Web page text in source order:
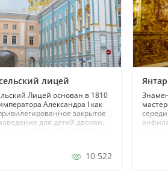
лицей
10 522
Лицей основан в 1810
Александра I как
закрытое
для детей дворян.
А. С. Пушкин воспитывался
для